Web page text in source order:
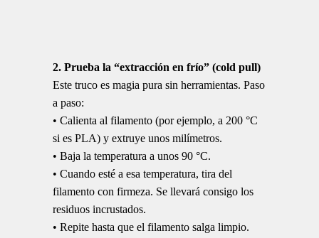
2. Prueba la “extracción en frío” (cold pull)
Este truco es magia pura sin herramientas. Paso
a paso:
• Calienta al filamento (por ejemplo, a 200 °C
si es PLA) y extruye unos milímetros.
• Baja la temperatura a unos 90 °C.
• Cuando esté a esa temperatura, tira del
filamento con firmeza. Se llevará consigo los
residuos incrustados.
• Repite hasta que el filamento salga limpio.